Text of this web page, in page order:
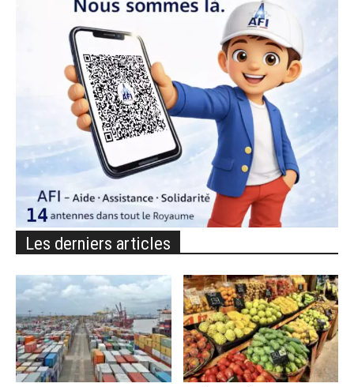
Les derniers articles